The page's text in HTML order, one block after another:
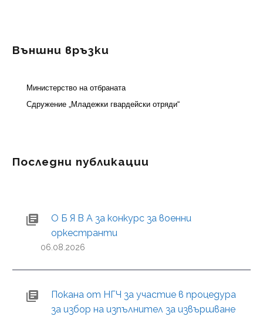
Външни връзки
Министерство на отбраната
Сдружение „Младежки гвардейски отряди“
Последни публикации
О Б Я В А за конкурс за военни
оркестранти
06.08.2026
Покана от НГЧ за участие в процедура
за избор на изпълнител за извършване